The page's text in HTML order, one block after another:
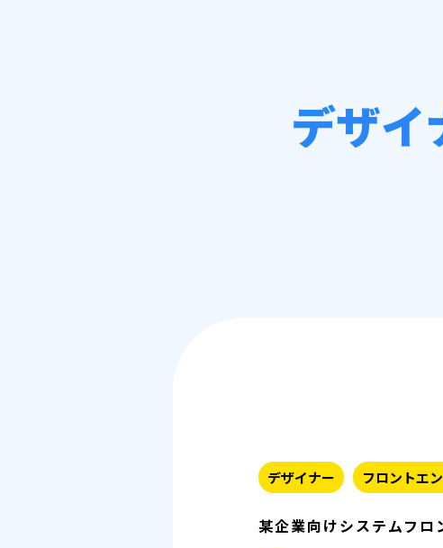
デザ
デザイナー フロントエ
某企業向けシステムフロ